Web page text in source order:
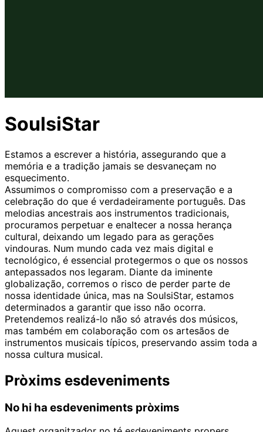
SoulsiStar
Estamos a escrever a história, assegurando que a
memória e a tradição jamais se desvaneçam no
esquecimento.
Assumimos o compromisso com a preservação e a
celebração do que é verdadeiramente português. Das
melodias ancestrais aos instrumentos tradicionais,
procuramos perpetuar e enaltecer a nossa herança
cultural, deixando um legado para as gerações
vindouras. Num mundo cada vez mais digital e
tecnológico, é essencial protegermos o que os nossos
antepassados nos legaram. Diante da iminente
globalização, corremos o risco de perder parte de
nossa identidade única, mas na SoulsiStar, estamos
determinados a garantir que isso não ocorra.
Pretendemos realizá-lo não só através dos músicos,
mas também em colaboração com os artesãos de
instrumentos musicais típicos, preservando assim toda a
nossa cultura musical.
Pròxims esdeveniments
No hi ha esdeveniments pròxims